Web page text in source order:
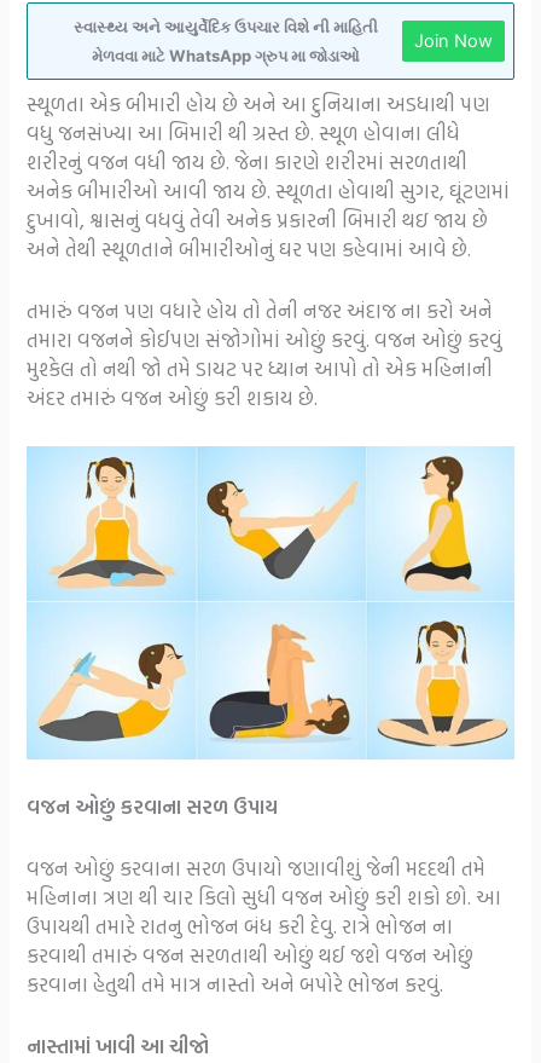
સ્વાસ્થ્ય અને આયુર્વેદિક ઉપચાર વિશે ની માહિતી
મેળવવા માટે WhatsApp ગ્રુપ મા જોડાઓ
Join Now
સ્થૂળતા એક બીમારી હોય છે અને આ દુનિયાના અડધાથી પણ
વધુ જનસંખ્યા આ બિમારી થી ગ્રસ્ત છે. સ્થૂળ હોવાના લીધે
શરીરનું વજન વધી જાય છે. જેના કારણે શરીરમાં સરળતાથી
અનેક બીમારીઓ આવી જાય છે. સ્થૂળતા હોવાથી સુગર, ઘૂંટણમાં
દુખાવો, શ્વાસનું વધવું તેવી અનેક પ્રકારની બિમારી થઇ જાય છે
અને તેથી સ્થૂળતાને બીમારીઓનું ઘર પણ કહેવામાં આવે છે.
તમારું વજન પણ વધારે હોય તો તેની નજર અંદાજ ના કરો અને
તમારા વજનને કોઈપણ સંજોગોમાં ઓછું કરવું. વજન ઓછું કરવું
મુશ્કેલ તો નથી જો તમે ડાયટ પર ધ્યાન આપો તો એક મહિનાની
અંદર તમારું વજન ઓછું કરી શકાય છે.
વજન ઓછું કરવાના સરળ ઉપાય
વજન ઓછું કરવાના સરળ ઉપાયો જણાવીશું જેની મદદથી તમે
મહિનાના ત્રણ થી ચાર કિલો સુધી વજન ઓછું કરી શકો છો. આ
ઉપાયથી તમારે રાતનુ ભોજન બંધ કરી દેવુ. રાત્રે ભોજન ના
કરવાથી તમારું વજન સરળતાથી ઓછું થઈ જશે વજન ઓછું
કરવાના હેતુથી તમે માત્ર નાસ્તો અને બપોરે ભોજન કરવું.
નાસ્તામાં ખાવી આ ચીજો